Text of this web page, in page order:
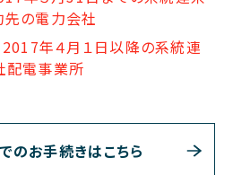
先の電力会社
年４月１日以降の系統連
配電事業所
のお手続きはこちら